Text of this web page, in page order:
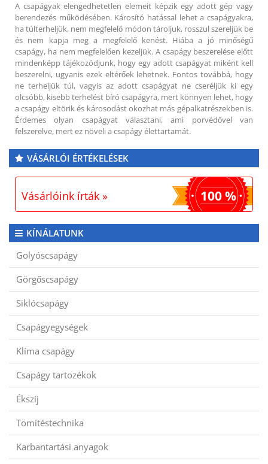
A csapágyak elengedhetetlen elemeit képzik egy adott gép vagy
berendezés működésében. Károsító hatással lehet a csapágyakra,
ha túlterheljük, nem megfelelő módon tároljuk, rosszul szereljük be
és nem kapja meg a megfelelő kenést. Hiába a jó minőségű
csapágy, ha nem megfelelően kezeljük. A csapágy beszerelése előtt
mindenképp tájékozódjunk, hogy egy adott csapágyat miként kell
beszerelni, ugyanis ezek eltérőek lehetnek. Fontos továbbá, hogy
ne terheljük túl, vagyis az adott csapágyat ne cseréljük ki egy
olcsóbb, kisebb terhelést bíró csapágyra, mert könnyen lehet, hogy
a csapágy eltörik és károsodást okozhat más gépalkatrészekben is.
Érdemes olyan csapágyat választani, ami porvédővel van
felszerelve, mert ez növeli a csapágy élettartamát.
VÁSÁRLÓI ÉRTÉKELÉSEK
Vásárlóink írták » 100 %
KÍNÁLATUNK
Golyóscsapágy
Görgőscsapágy
Siklócsapágy
Csapágyegységek
Klíma csapágy
Csapágy tartozékok
Ékszíj
Tömítéstechnika
Karbantartási anyagok